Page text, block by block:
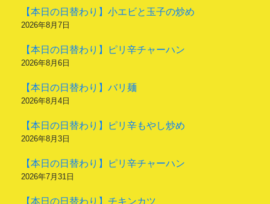
【本日の日替わり】小エビと玉子の炒め
2026年8月7日
【本日の日替わり】ピリ辛チャーハン
2026年8月6日
【本日の日替わり】バリ麺
2026年8月4日
【本日の日替わり】ピリ辛もやし炒め
2026年8月3日
【本日の日替わり】ピリ辛チャーハン
2026年7月31日
【本日の日替わり】チキンカツ